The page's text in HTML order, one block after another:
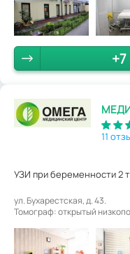
11
УЗИ при беременности 2
ул. Бухарестская, д. 43.
Томограф: открытый